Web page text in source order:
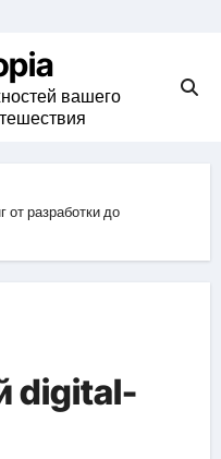
вашего
разработки до
digital-